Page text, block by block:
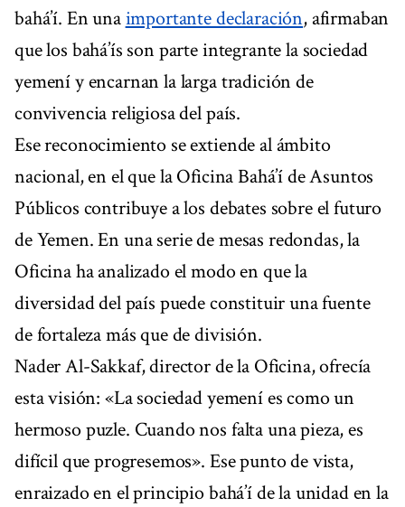
bahá’í. En unaimportante declaración, afirmaban
que los bahá’ís son parte integrante la sociedad
yemení y encarnan la larga tradición de
convivencia religiosa del país.
Ese reconocimiento se extiende al ámbito
nacional, en el que la Oficina Bahá’í de Asuntos
Públicos contribuye a los debates sobre el futuro
de Yemen. En una serie de mesas redondas, la
Oficina ha analizado el modo en que la
diversidad del país puede constituir una fuente
de fortaleza más que de división.
Nader Al-Sakkaf, director de la Oficina, ofrecía
esta visión: «La sociedad yemení es como un
hermoso puzle. Cuando nos falta una pieza, es
difícil que progresemos». Ese punto de vista,
enraizado en el principio bahá’í de la unidad en la